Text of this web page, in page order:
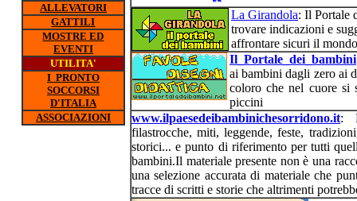
La Girandola: Il Portale
trovare indicazioni e
affrontare sicuri il
Il_Portale_dei_bambini
ai bambini dagli zero ai
coloro che nel cuore si
piccini
www.ilpaesedeibambinichesorridono.it:
filastrocche, miti, leggende, feste,
storici... e punto di riferimento per tutti
bambini.Il materiale presente non è una
una selezione accurata di materiale che
tracce di scritti e storie che altrimenti
ALLEVATORI
GATTILI
MOSTRE ED
EVENTI
UTILITA'
I PRONTO
SOCCORSI
D'ITALIA
ASSOCIAZIONI